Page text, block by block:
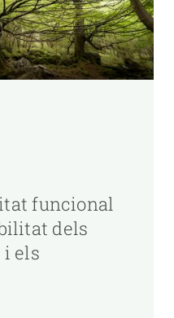
funcional
dels
i els